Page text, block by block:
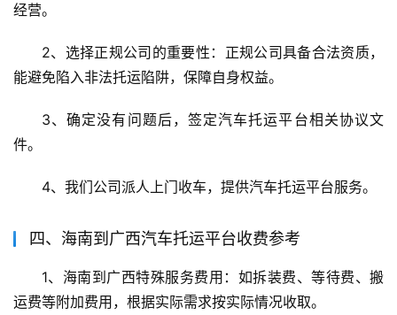
经营。
2、选择正规公司的重要性：正规公司具备合法资质，
能避免陷入非法托运陷阱，保障自身权益。
3、确定没有问题后，签定汽车托运平台相关协议文
件。
4、我们公司派人上门收车，提供汽车托运平台服务。
四、海南到广西汽车托运平台收费参考
1、海南到广西特殊服务费用：如拆装费、等待费、搬
运费等附加费用，根据实际需求按实际情况收取。